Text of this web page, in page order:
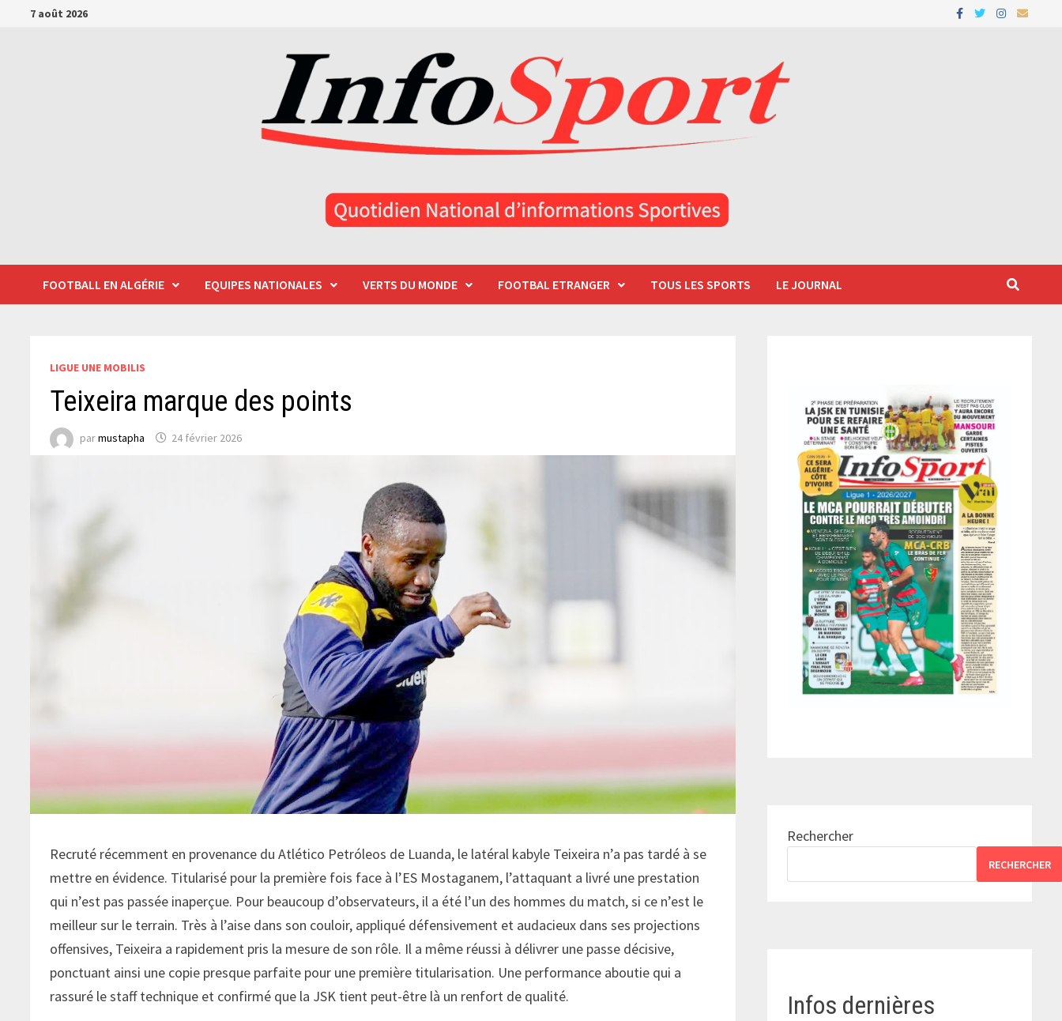
Passer7 août 2026
FOOTBALL EN ALGÉRIE EQUIPES NATIONALES VERTS DU MONDE FOOTBAL ETRANGER TOUS LES SPORTS LE JOURNAL
LIGUE UNE MOBILIS
Teixeira marque des points
parmustapha 24 février 2026
Recruté récemment en provenance du Atlético Petróleos de Luanda, le latéral kabyle Teixeira n’a pas tardé à se
mettre en évidence. Titularisé pour la première fois face à l’ES Mostaganem, l’attaquant a livré une prestation
qui n’est pas passée inaperçue. Pour beaucoup d’observateurs, il a été l’un des hommes du match, si ce n’est le
meilleur sur le terrain. Très à l’aise dans son couloir, appliqué défensivement et audacieux dans ses projections
offensives, Teixeira a rapidement pris la mesure de son rôle. Il a même réussi à délivrer une passe décisive,
ponctuant ainsi une copie presque parfaite pour une première titularisation. Une performance aboutie qui a
rassuré le staff technique et confirmé que la JSK tient peut-être là un renfort de qualité.
Rechercher
RECHERCHER
Infos dernières